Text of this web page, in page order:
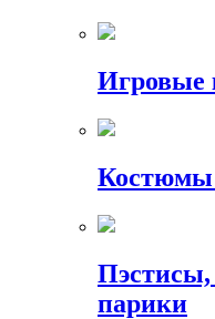
Игровые
Костюмы
парики